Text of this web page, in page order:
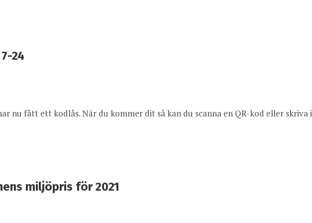
24
nu fått ett kodlås. När du kommer dit så kan du scanna en QR-kod eller skriva
miljöpris för 2021